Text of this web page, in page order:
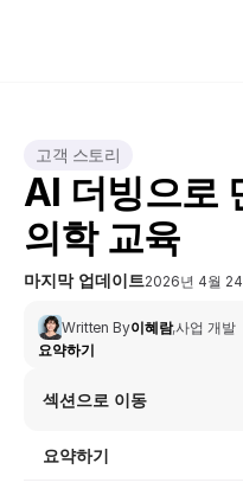
고객 스토리
AI 더빙으로
의학 교육
마지막 업데이트2026년 4월
Written By이혜람,사업 개발
요약하기
섹션으로 이동
요약하기